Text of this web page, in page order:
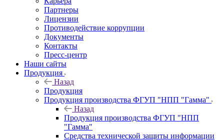
Партнеры
Лицензии
Противодействие коррупции
Документы
Контакты
Пресс-центр
Наши сайты
Продукция
Назад
Продукция
Продукция производства ФГУП "НПП "Гамма"
Назад
Продукция производства ФГУП "НПП
"Гамма"
Средства технической защиты информации